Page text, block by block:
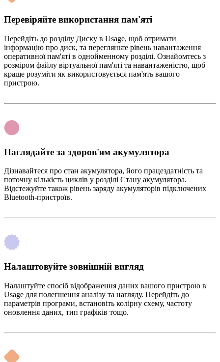
Перевіряйте використання пам'яті
Перейдіть до розділу Диску в Usage, щоб отримати
інформацію про диск, та перегляньте рівень навантаження
оперативної пам'яті в однойменному розділі. Ознайомтесь з
розміром файлу віртуальної пам'яті та навантаженістю, щоб
краще розуміти як використовується пам'ять вашого
пристрою.
Наглядайте за здоров'ям акумулятора
Дізнавайтеся про стан акумулятора, його працездатність та
поточну кількість циклів у розділі Стану акумулятора.
Відстежуйте також рівень заряду акумуляторів підключених
Bluetooth-пристроїв.
Налаштовуйте зовнішній вигляд
Налаштуйте спосіб відображення даних вашого пристрою в
Usage для полегшення аналізу та нагляду. Перейдіть до
параметрів програми, встановіть колірну схему, частоту
оновлення даних, тип графіків тощо.